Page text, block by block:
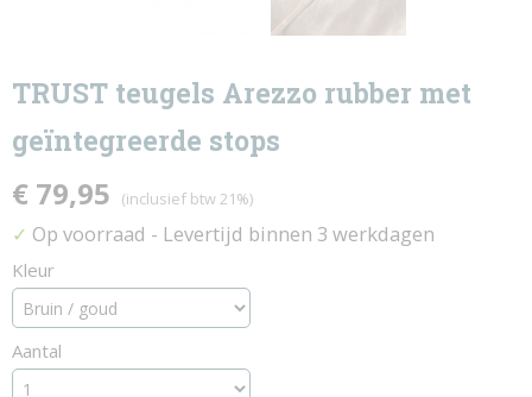
TRUST teugels Arezzo rubber met
geïntegreerde stops
€ 79,95 (inclusief btw 21%)
✓ Op voorraad - Levertijd binnen 3 werkdagen
Kleur
Aantal